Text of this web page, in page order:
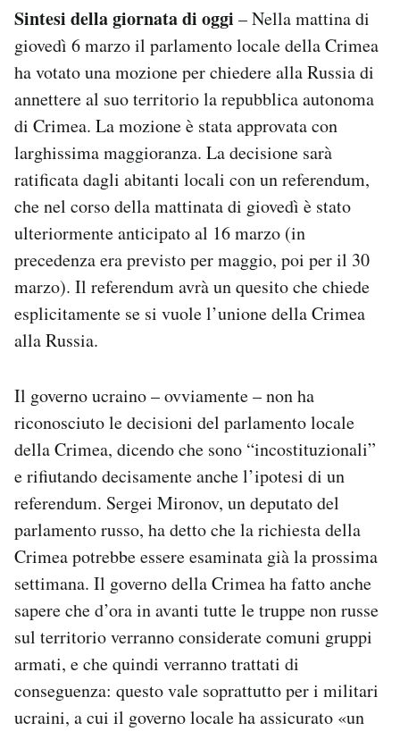
SHOP
CALENDARIO
AREA PERSONALE
Area Personale
Newsletter
Notifiche mobile
Regala il Post
Hai bisogno di aiuto?
Esci
Sintesi della giornata di oggi – Nella mattina di
giovedì 6 marzo il parlamento locale della Crimea
ha votato una mozione per chiedere alla Russia di
annettere al suo territorio la repubblica autonoma
di Crimea. La mozione è stata approvata con
larghissima maggioranza. La decisione sarà
ratificata dagli abitanti locali con un referendum,
che nel corso della mattinata di giovedì è stato
ulteriormente anticipato al 16 marzo (in
precedenza era previsto per maggio, poi per il 30
marzo). Il referendum avrà un quesito che chiede
esplicitamente se si vuole l’unione della Crimea
alla Russia.
Il governo ucraino – ovviamente – non ha
riconosciuto le decisioni del parlamento locale
della Crimea, dicendo che sono “incostituzionali”
e rifiutando decisamente anche l’ipotesi di un
referendum. Sergei Mironov, un deputato del
parlamento russo, ha detto che la richiesta della
Crimea potrebbe essere esaminata già la prossima
settimana. Il governo della Crimea ha fatto anche
sapere che d’ora in avanti tutte le truppe non russe
sul territorio verranno considerate comuni gruppi
armati, e che quindi verranno trattati di
conseguenza: questo vale soprattutto per i militari
ucraini, a cui il governo locale ha assicurato «un